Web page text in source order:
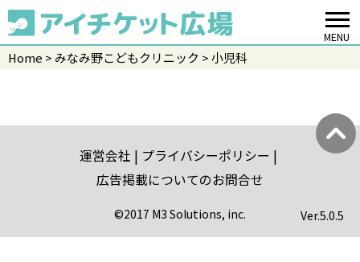
MENU
Home みなみ野こどもクリニック 小児科
運営会社
プライバシーポリシー
広告掲載についてのお問合せ
©2017 M3 Solutions, inc. Ver.5.0.5